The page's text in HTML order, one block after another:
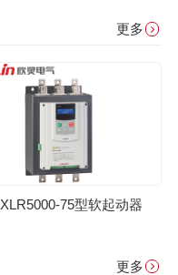
更多
XLR5000-75型软起动器
更多